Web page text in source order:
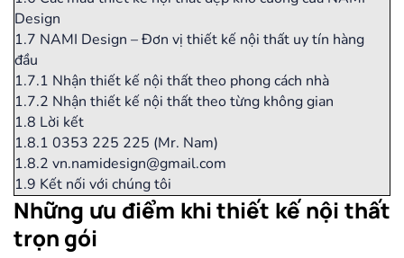
Design
1.7 NAMI Design – Đơn vị thiết kế nội thất uy tín hàng
đầu
1.7.1 Nhận thiết kế nội thất theo phong cách nhà
1.7.2 Nhận thiết kế nội thất theo từng không gian
1.8 Lời kết
1.8.1 0353 225 225 (Mr. Nam)
1.8.2 vn.namidesign@gmail.com
1.9 Kết nối với chúng tôi
Những ưu điểm khi thiết kế nội thất
trọn gói